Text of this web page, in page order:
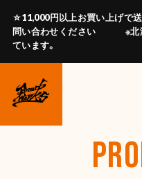
☆11,000円以上お買い上げで
問い合わせください ※北海
ています。